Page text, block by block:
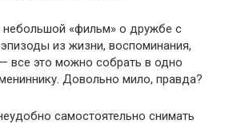
«фильм» о дружбе с
из жизни, воспоминания,
это можно собрать в одно
Довольно мило, правда?
самостоятельно снимать